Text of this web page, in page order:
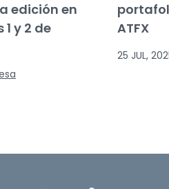
edición en
y 2 de
ATFX
25 JUL,